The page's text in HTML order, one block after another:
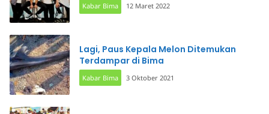
Kabar Bima 12 Maret 2022
Lagi, Paus Kepala Melon Ditemukan
Terdampar di Bima
Kabar Bima 3 Oktober 2021